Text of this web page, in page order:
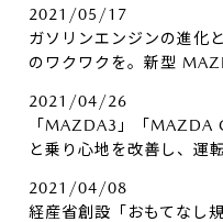
2021/05/17
ガソリンエンジンの進化
のワクワクを。新型
2021/04/26
「MAZDA3」「MAZDA
と乗り心地を改善し、運
2021/04/08
経産省創設「おもてなし